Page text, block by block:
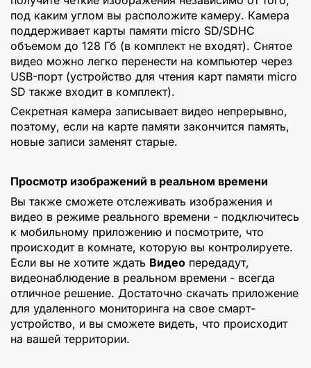
под каким углом вы расположите камеру. Камера
поддерживает карты памяти micro SD/SDHC
объемом до 128 Гб (в комплект не входят). Снятое
видео можно легко перенести на компьютер через
USB-порт (устройство для чтения карт памяти micro
SD также входит в комплект).
Секретная камера записывает видео непрерывно,
поэтому, если на карте памяти закончится память,
новые записи заменят старые.
Просмотр изображений в реальном времени
Вы также сможете отслеживать изображения и
видео в режиме реального времени - подключитесь
к мобильному приложению и посмотрите, что
происходит в комнате, которую вы контролируете.
Если вы не хотите ждать Видео передадут,
видеонаблюдение в реальном времени - всегда
отличное решение. Достаточно скачать приложение
для удаленного мониторинга на свое смарт-
устройство, и вы сможете видеть, что происходит
на вашей территории.